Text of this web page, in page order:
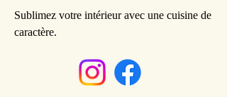
Sublimez votre intérieur avec une cuisine de
caractère.